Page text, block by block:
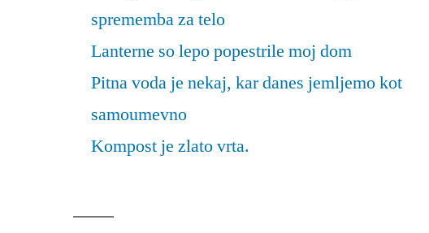
sprememba za telo
Lanterne so lepo popestrile moj dom
Pitna voda je nekaj, kar danes jemljemo kot
samoumevno
Kompost je zlato vrta.